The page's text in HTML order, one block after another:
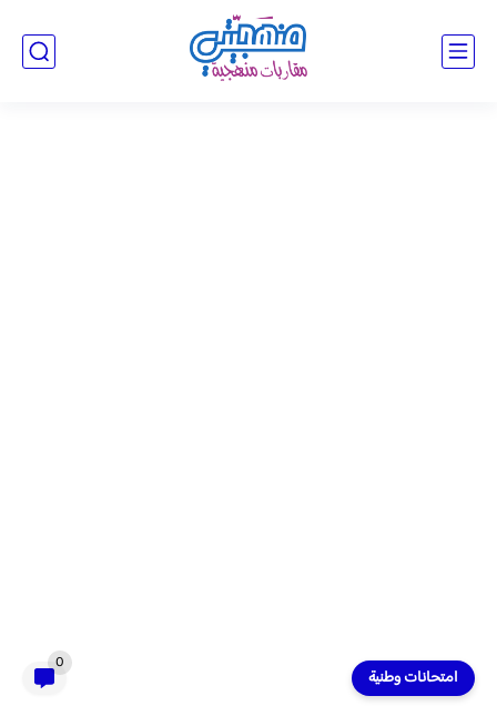
امتحانات وطنية
0